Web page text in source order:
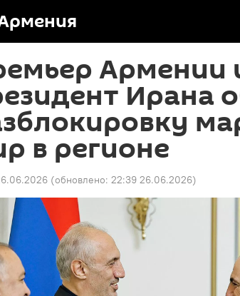
Армении
Ирана
в регионе
(обновлено: 22:39 26.06.2026)